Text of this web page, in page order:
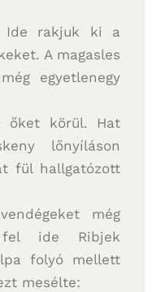
Ide rakjuk ki a
A magasles
egyetlenegy
őket körül. Hat
lőnyíláson
fül hallgatózott
még
fel ide Ribjek
folyó mellett
mesélte: